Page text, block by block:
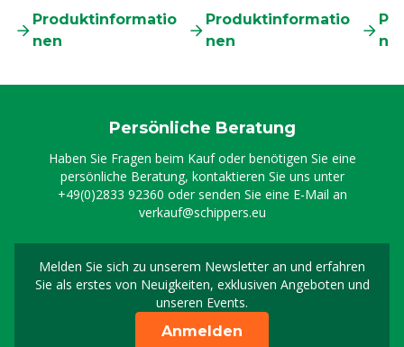
Produktinformatio
nen
Produktinformatio
nen
Persönliche Beratung
Haben Sie Fragen beim Kauf oder benötigen Sie eine
persönliche Beratung, kontaktieren Sie uns unter
+49(0)2833 92360 oder senden Sie eine E-Mail an
verkauf@schippers.eu
Melden Sie sich zu unserem Newsletter an und erfahren
Sie als erstes von Neuigkeiten, exklusiven Angeboten und
unseren Events.
Melden Sie sich für
Anmelden